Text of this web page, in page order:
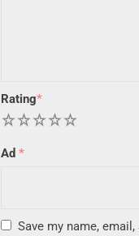
Rating*
5
4
3
2
Ad *
Save my name,